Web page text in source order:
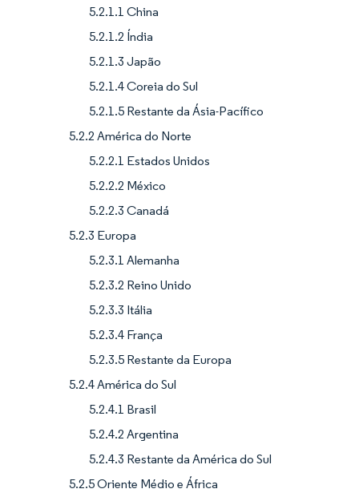
5.2.1.1 China
5.2.1.2 Índia
5.2.1.3 Japão
5.2.1.4 Coreia do Sul
5.2.1.5 Restante da Ásia-Pacífico
5.2.2 América do Norte
5.2.2.1 Estados Unidos
5.2.2.2 México
5.2.2.3 Canadá
5.2.3 Europa
5.2.3.1 Alemanha
5.2.3.2 Reino Unido
5.2.3.3 Itália
5.2.3.4 França
5.2.3.5 Restante da Europa
5.2.4 América do Sul
5.2.4.1 Brasil
5.2.4.2 Argentina
5.2.4.3 Restante da América do Sul
5.2.5 Oriente Médio e África